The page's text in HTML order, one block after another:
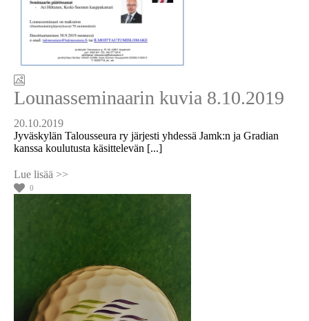
Lounasseminaarin kuvia 8.10.2019
20.10.2019
Jyväskylän Talousseura ry järjesti yhdessä Jamk:n ja Gradian
kanssa koulutusta käsittelevän [...]
0